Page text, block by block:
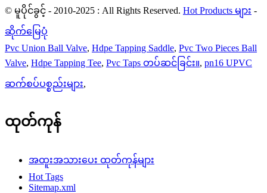
© မူပိုင်ခွင့် - 2010-2025 : All Rights Reserved. Hot Products များ -
ဆိုက်မြေပုံ
Pvc Union Ball Valve, Hdpe Tapping Saddle, Pvc Two Pieces Ball
Valve, Hdpe Tapping Tee, Pvc Taps တပ်ဆင်ခြင်း။, pn16 UPVC
ဆက်စပ်ပစ္စည်းများ,
ထုတ်ကုန်
အထူးအသားပေး ထုတ်ကုန်များ
Hot Tags
Sitemap.xml